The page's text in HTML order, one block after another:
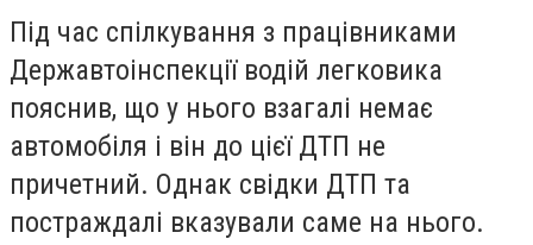
Під час спілкування з працівниками
Державтоінспекції водій легковика
пояснив, що у нього взагалі немає
автомобіля і він до цієї ДТП не
причетний. Однак свідки ДТП та
постраждалі вказували саме на нього.